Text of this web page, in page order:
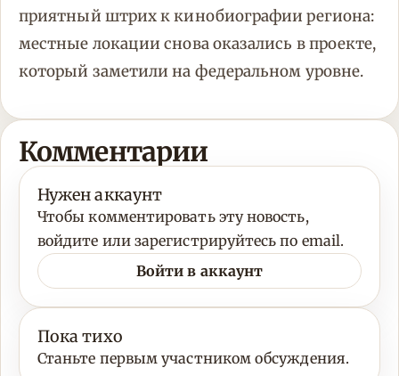
приятный штрих к кинобиографии региона:
местные локации снова оказались в проекте,
который заметили на федеральном уровне.
Комментарии
Нужен аккаунт
Чтобы комментировать эту новость,
войдите или зарегистрируйтесь по email.
Войти в аккаунт
Пока тихо
Станьте первым участником обсуждения.